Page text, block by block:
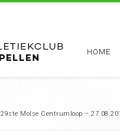
HOME
29ste Molse Centrumloop –